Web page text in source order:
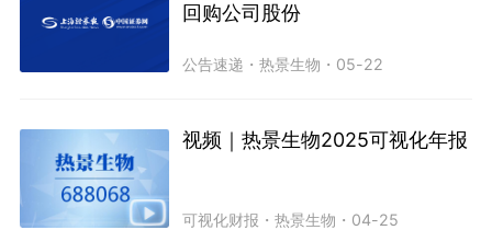
回购公司股份
公告速递 ・热景生物 ・ 05-22
视频｜热景生物2025可视化年报
可视化财报 ・热景生物 ・ 04-25